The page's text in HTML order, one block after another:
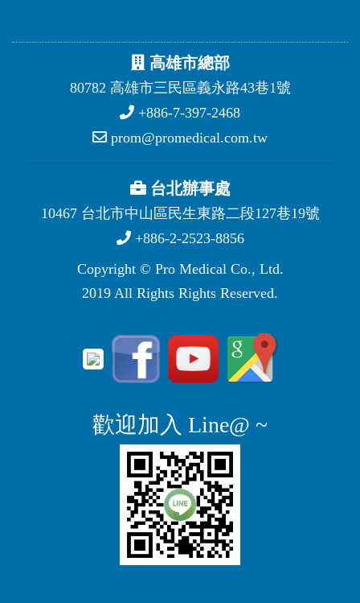
高雄市總部
80782 高雄市三民區義永路43巷1號
+886-7-397-2468
prom@promedical.com.tw
台北辦事處
10467 台北市中山區民生東路二段127巷19號
+886-2-2523-8856
Copyright © Pro Medical Co., Ltd.
2019 All Rights Rights Reserved.
歡迎加入 Line@ ~